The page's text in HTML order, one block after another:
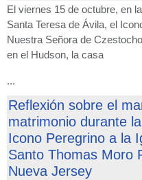
El viernes 15 de octubre, en
Santa Teresa de Ávila, el
Nuestra Señora de
en el Hudson, la casa
...
Reflexión sobre el
matrimonio durante
Icono Peregrino a la
Santo Thomas Moro
Nueva Jersey